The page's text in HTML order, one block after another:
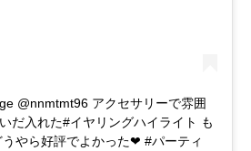
@nnmtmt96 アクセサリーで雰囲
だ入れた#イヤリングハイライト も
やら好評でよかった❤︎ #パーティ